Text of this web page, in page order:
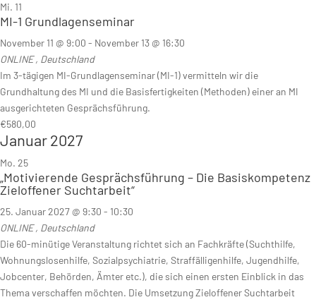
Mi. 11
MI-1 Grundlagenseminar
November 11 @ 9:00 - November 13 @ 16:30
ONLINE, Deutschland
Im 3-tägigen MI-Grundlagenseminar (MI-1) vermitteln wir die
Grundhaltung des MI und die Basisfertigkeiten (Methoden) einer an MI
ausgerichteten Gesprächsführung.
€580,00
Januar 2027
Mo. 25
„Motivierende Gesprächsführung – Die Basiskompetenz
Zieloffener Suchtarbeit“
25. Januar 2027 @ 9:30 - 10:30
ONLINE, Deutschland
Die 60-minütige Veranstaltung richtet sich an Fachkräfte (Suchthilfe,
Wohnungslosenhilfe, Sozialpsychiatrie, Straffälligenhilfe, Jugendhilfe,
Jobcenter, Behörden, Ämter etc.), die sich einen ersten Einblick in das
Thema verschaffen möchten. Die Umsetzung Zieloffener Suchtarbeit